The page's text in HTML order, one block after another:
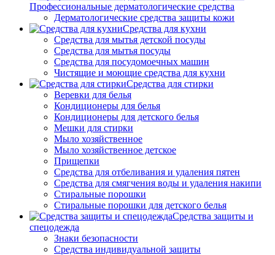
Профессиональные дерматологические средства
Дерматологические средства защиты кожи
Средства для кухни
Средства для мытья детской посуды
Средства для мытья посуды
Средства для посудомоечных машин
Чистящие и моющие средства для кухни
Средства для стирки
Веревки для белья
Кондиционеры для белья
Кондиционеры для детского белья
Мешки для стирки
Мыло хозяйственное
Мыло хозяйственное детское
Прищепки
Средства для отбеливания и удаления пятен
Средства для смягчения воды и удаления накипи
Стиральные порошки
Стиральные порошки для детского белья
Средства защиты и
спецодежда
Знаки безопасности
Средства индивидуальной защиты